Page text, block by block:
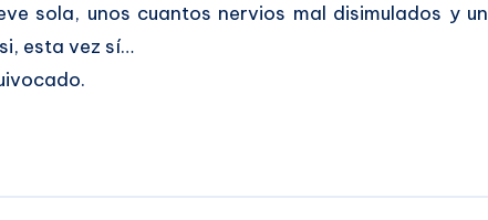
sola, unos cuantos nervios mal disimulados y un
esta vez sí…